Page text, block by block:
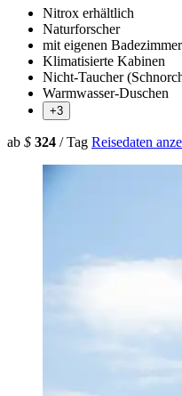
Nitrox erhältlich
Naturforscher
mit eigenen
Klimatisierte Kabinen
Nicht-Taucher
Warmwasser-Duschen
+3
ab $ 324 / Tag Reisedaten